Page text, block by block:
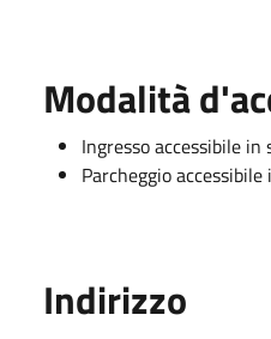
Modalità
Ingresso accessibile in
Parcheggio
Indirizzo